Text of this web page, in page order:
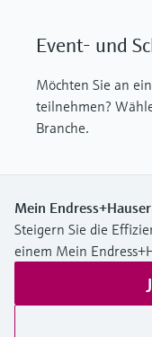
Event- und
Möchten Sie an
teilnehmen?
Branche.
Mein Endress+Hauser
Steigern Sie die
einem Mein